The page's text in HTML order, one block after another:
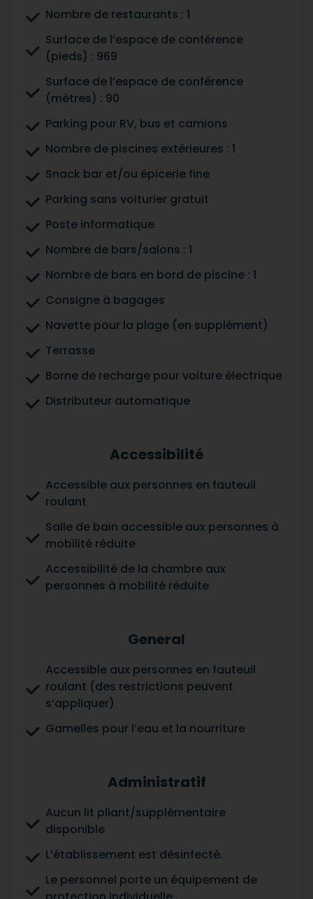
Nombre de restaurants : 1
Surface de l’espace de conférence
(pieds) : 969
Surface de l’espace de conférence
(mètres) : 90
Parking pour RV, bus et camions
Nombre de piscines extérieures : 1
Snack bar et/ou épicerie fine
Parking sans voiturier gratuit
Poste informatique
Nombre de bars/salons : 1
Nombre de bars en bord de piscine : 1
Consigne à bagages
Navette pour la plage (en supplément)
Terrasse
Borne de recharge pour voiture électrique
Distributeur automatique
Accessibilité
Accessible aux personnes en fauteuil
roulant
Salle de bain accessible aux personnes à
mobilité réduite
Accessibilité de la chambre aux
personnes à mobilité réduite
General
Accessible aux personnes en fauteuil
roulant (des restrictions peuvent
s’appliquer)
Gamelles pour l’eau et la nourriture
Administratif
Aucun lit pliant/supplémentaire
disponible
L’établissement est désinfecté.
Le personnel porte un équipement de